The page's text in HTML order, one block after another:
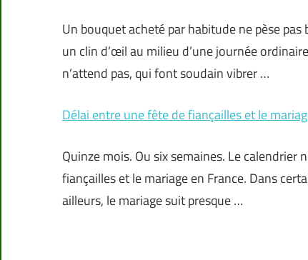
Un bouquet acheté par habitude ne pèse
un clin d’œil au milieu d’une journée
n’attend pas, qui font soudain vibrer …
Délai entre une fête de fiançailles et le
Quinze mois. Ou six semaines. Le calendrier
fiançailles et le mariage en France. Dans
ailleurs, le mariage suit presque …